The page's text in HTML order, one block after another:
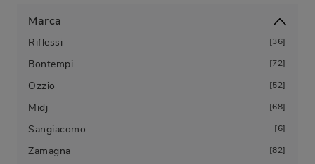
Marca
Riflessi 36
Bontempi 72
Ozzio 52
Midj 68
Sangiacomo 6
Zamagna 82